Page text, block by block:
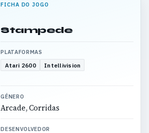
FICHA DO JOGO
Stampede
PLATAFORMAS
Atari 2600 Intellivision
GÉNERO
Arcade, Corridas
DESENVOLVEDOR